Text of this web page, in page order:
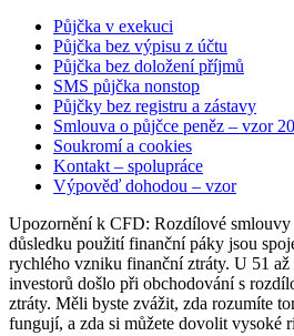
Půjčka v exekuci
Půjčka bez výpisu z účtu
Půjčka bez doložení příjmů
SMS půjčka nonstop
Půjčky bez registru a zástavy
Smlouva o půjčce peněz – vzor
Soukromí a cookies
Kontakt – spolupráce
Výpověď dohodou – vzor
Upozornění k CFD: Rozdílové
důsledku použití finanční páky jsou
rychlého vzniku finanční ztráty. U 51
investorů došlo při obchodování s
ztráty. Měli byste zvážit, zda rozumíte
fungují, a zda si můžete dovolit vysoké